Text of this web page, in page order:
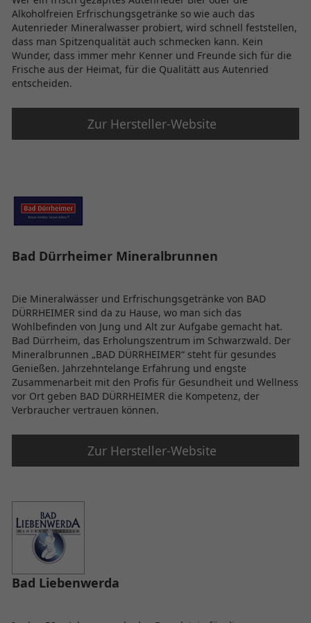
Alkoholfreien Erfrischungsgetränke so wie auch das
Autenrieder Mineralwasser probiert, wird schnell feststellen,
dass man Spitzenqualität auch schmecken kann. Kein
Wunder, dass immer mehr Kenner und Freunde sich für die
Frische aus der Heimat, für die Qualitätt aus Autenried
entscheiden.
Zur Hersteller-Website
Bad Dürrheimer Mineralbrunnen
Die Mineralwässer und Erfrischungsgetränke von BAD
DÜRRHEIMER sind da zu Hause, wo man sich das
Wohlbefinden von Jung und Alt zur Aufgabe gemacht hat.
Bad Dürrheim, das Erholungszentrum im Schwarzwald. Der
Mineralbrunnen „BAD DÜRRHEIMER“ steht für gesundes
Genießen. Jahrzehntelange Erfahrung und engste
Zusammenarbeit mit den Profis für Gesundheit und Wellness
vor Ort geben BAD DÜRRHEIMER die Kompetenz, der
Verbraucher vertrauen können.
Zur Hersteller-Website
Bad Liebenwerda